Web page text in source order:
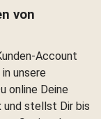
von
Account
unsere
online Deine
und stellst Dir bis